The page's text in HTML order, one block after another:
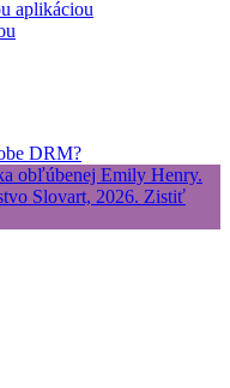
aplikáciou
DRM?